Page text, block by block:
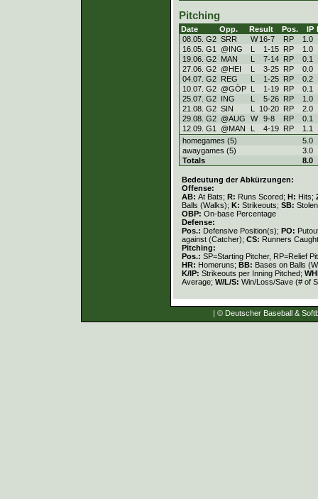
Pitching
Date Opp. Result Pos. IP
08.05. G2 SRR W 16-7 RP
1.0
16.05. G1
@ING L 1-15 RP
1.0
19.06. G2 MAN L 7-14 RP
0.1
27.06. G2 @HEI L 3-25 RP
0.0
04.07. G2 REG L 1-25 RP
0.2
10.07. G2 @GÖP L 1-19 RP
0.1
25.07. G2 ING L 5-26 RP
1.0
21.08. G2 SIN L 10-20 RP
2.0
29.08. G2 @AUG W 9-8 RP
0.1
12.09. G1
@MAN L 4-19 RP
1.1
homegames (5)
5.0
awaygames (5)
3.0
Totals
8.0
Bedeutung der Abkürzungen:
Offense:
AB: At Bats; R: Runs Scored; H: Hits;
Balls (Walks); K: Strikeouts; SB:
OBP: On-base Percentage
Defense:
Pos.: Defensive Position(s); PO:
against (Catcher); CS: Runners
Pitching:
Pos.: SP=Starting Pitcher, RP=Relief
HR: Homeruns; BB: Bases on Balls
K/IP: Strikeouts per Inning Pitched;
Average; W/L/S: Win/Loss/Save (# of
| © Deutscher Baseball &